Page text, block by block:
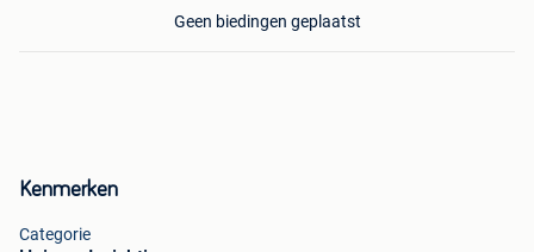
Kenmerken
Categorie
Geen biedingen geplaatst